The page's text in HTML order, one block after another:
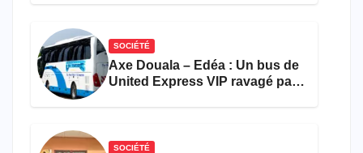
SOCIÉTÉ
Axe Douala – Edéa : Un bus de
United Express VIP ravagé par
SOCIÉTÉ